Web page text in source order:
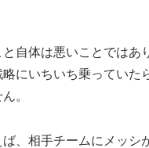
自体は悪いことではあ
にいちいち乗っていた
。
、相手チームにメッシ